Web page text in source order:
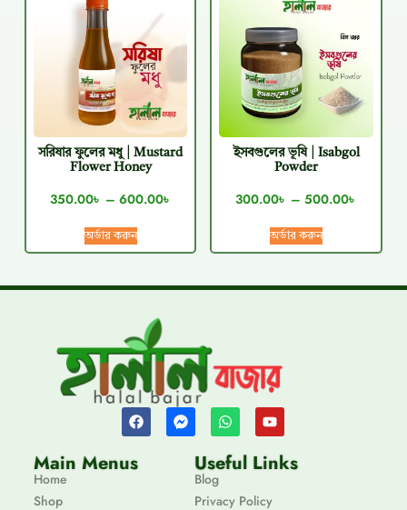
সরিষার ফুলের মধু | Mustard
Flower Honey
350.00৳ – 600.00৳
অর্ডার করুন
ইসবগুলের ভূষি | Isabgol
Powder
300.00৳ – 500.00৳
অর্ডার করুন
Main Menus
Home
Shop
Useful Links
Blog
Privacy Policy